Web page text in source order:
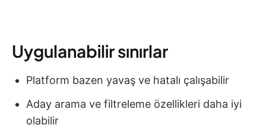
Uygulanabilir sınırlar
Platform bazen yavaş ve hatalı çalışabilir
Aday arama ve filtreleme özellikleri daha iyi
olabilir